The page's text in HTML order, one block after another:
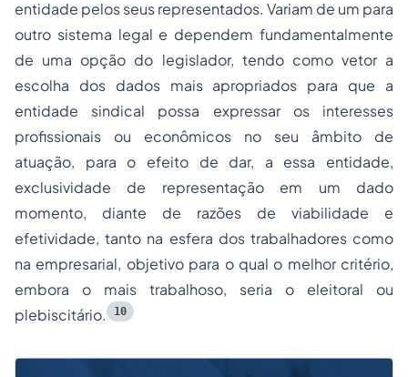
entidade pelos seus representados. Variam de um para
outro sistema legal e dependem fundamentalmente
de uma opção do legislador, tendo como vetor a
escolha dos dados mais apropriados para que a
entidade sindical possa expressar os interesses
profissionais ou econômicos no seu âmbito de
atuação, para o efeito de dar, a essa entidade,
exclusividade de representação em um dado
momento, diante de razões de viabilidade e
efetividade, tanto na esfera dos trabalhadores como
na empresarial, objetivo para o qual o melhor critério,
embora o mais trabalhoso, seria o eleitoral ou
plebiscitário.
10